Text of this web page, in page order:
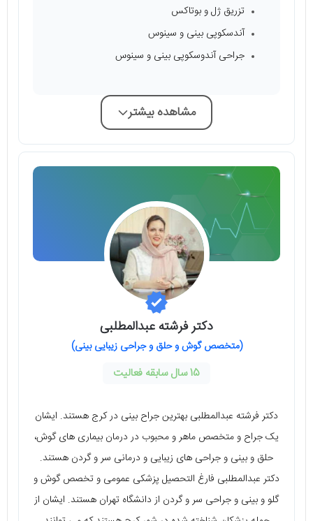
تزریق ژل و بوتاکس
آندسکوپی بینی و سینوس
جراحی آندوسکوپی بینی و سینوس
مشاهده بیشتر
دکتر فرشته عبدالمطلبی
(متخصص گوش و حلق و جراحی زیبایی بینی)
15 سال سابقه فعالیت
دکتر فرشته عبدالمطلبی بهترین جراح بینی در کرج هستند. ایشان
یک جراح و متخصص ماهر و محبوب در درمان بیماری های گوش،
حلق و بینی و جراحی های زیبایی و درمانی سر و گردن هستند.
دکتر عبدالمطلبی فارغ التحصیل پزشکی عمومی و تخصص گوش و
گلو و بینی و جراحی سر و گردن از دانشگاه تهران هستند. ایشان از